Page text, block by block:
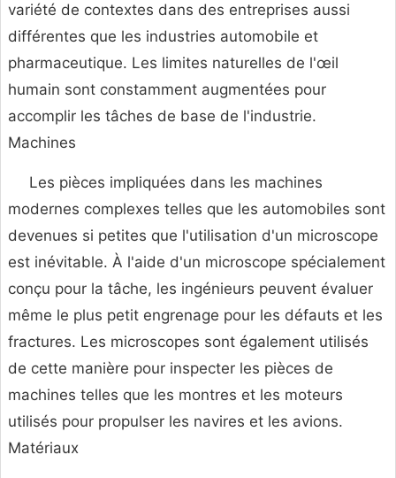
variété de contextes dans des entreprises aussi
différentes que les industries automobile et
pharmaceutique. Les limites naturelles de l'œil
humain sont constamment augmentées pour
accomplir les tâches de base de l'industrie.
Machines
Les pièces impliquées dans les machines
modernes complexes telles que les automobiles sont
devenues si petites que l'utilisation d'un microscope
est inévitable. À l'aide d'un microscope spécialement
conçu pour la tâche, les ingénieurs peuvent évaluer
même le plus petit engrenage pour les défauts et les
fractures. Les microscopes sont également utilisés
de cette manière pour inspecter les pièces de
machines telles que les montres et les moteurs
utilisés pour propulser les navires et les avions.
Matériaux